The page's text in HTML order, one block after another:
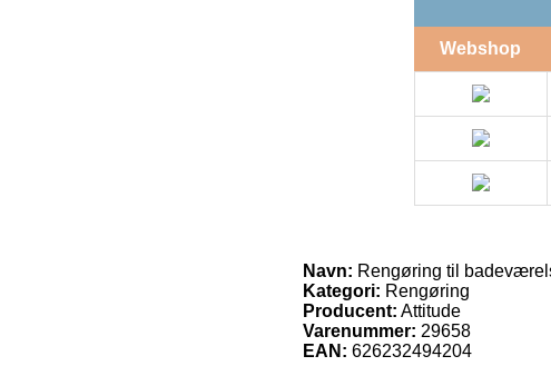
Webshop
Navn: Rengøring til
Kategori: Rengøring
Producent: Attitude
Varenummer: 29658
EAN: 626232494204